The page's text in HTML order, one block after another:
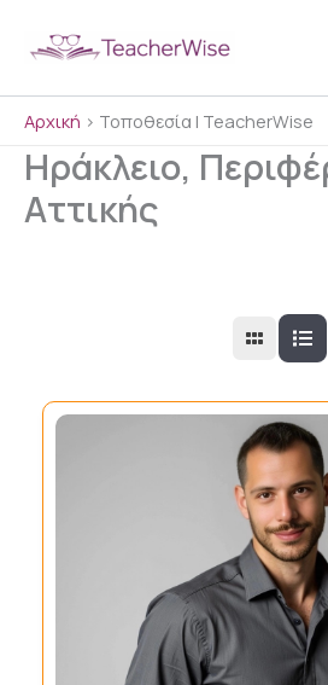
Αρχική > Τοποθεσία | TeacherWise
Ηράκλειο,
Αττικής